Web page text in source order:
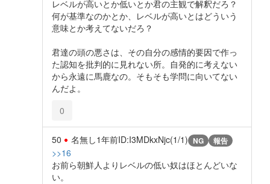
レベルが高いとか低いとか君の主観で解釈だろ？
何が基準なのかとか、レベルが高いとはどういう
意味とか考えてないだろ？
君達の頭の悪さは、その自分の感情的要因で作っ
た認知を批判的に見れない所。自発的に考えない
から永遠に馬鹿なの。そもそも学問に向いてない
んだよ。
0
50 名無し1年前ID:I3MDkxNjc(1/1) NG 報告
>>16
お前ら朝鮮人よりレベルの低い奴はほとんどいな
い。